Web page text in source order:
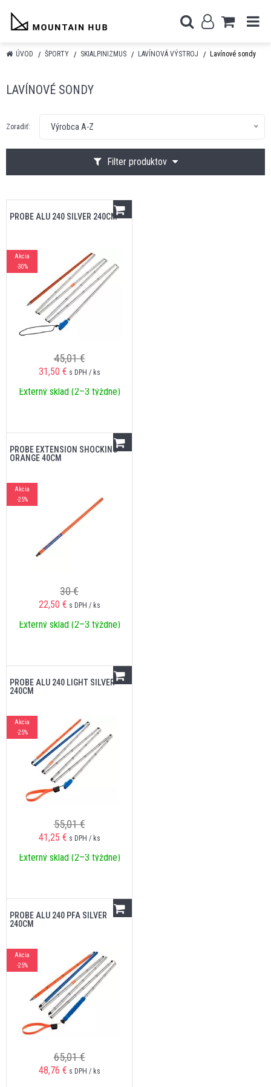
ÚVOD ŠPORTY SKIALPINIZMUS LAVÍNOVÁ VÝSTROJ Lavínové sondy
LAVÍNOVÉ SONDY
Filter produktov
Zoradiť: Výrobca A-Z
PROBE ALU 240 SILVER 240CM
Akcia
-30%
45,01 €
31,50 € s DPH / ks
Externý sklad (2–3 týždne)
PROBE EXTENSION SHOCKING
ORANGE 40CM
Akcia
-25%
30 €
22,50 € s DPH / ks
Externý sklad (2–3 týždne)
PROBE ALU 240 LIGHT SILVER
240CM
Akcia
-25%
55,01 €
41,25 € s DPH / ks
Externý sklad (2–3 týždne)
PROBE ALU 240 PFA SILVER
240CM
Akcia
-25%
65,01 €
48,76 € s DPH / ks